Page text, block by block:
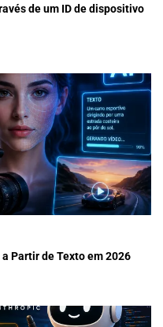
de um ID de dispositivo
Partir de Texto em 2026